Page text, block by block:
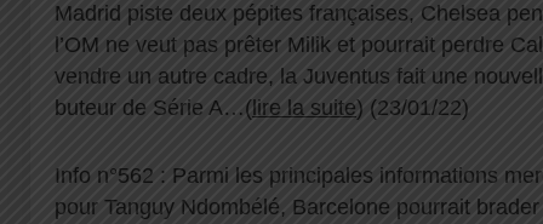
Madrid piste deux pépites françaises, Chelsea
l’OM ne veut pas prêter Milik et pourrait perdre
vendre un autre cadre, la Juventus fait une
buteur de Série A…( lire la suite) (23/01/22)
Info n°562 : Parmi les principales informations
pour Tanguy Ndombélé, Barcelone pourrait